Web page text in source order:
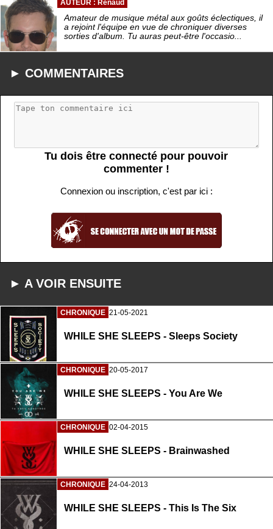
AUTEUR : Renaud
Amateur de musique métal aux goûts éclectiques, il
a rejoint l'équipe en vue de chroniquer diverses
sorties d'album. Tu auras peut-être l'occasio...
► COMMENTAIRES
Tu dois être connecté pour pouvoir
commenter !
Connexion ou inscription, c'est par ici :
► A VOIR ENSUITE
CHRONIQUE 21-05-2021
WHILE SHE SLEEPS - Sleeps Society
CHRONIQUE 20-05-2017
WHILE SHE SLEEPS - You Are We
CHRONIQUE 02-04-2015
WHILE SHE SLEEPS - Brainwashed
CHRONIQUE 24-04-2013
WHILE SHE SLEEPS - This Is The Six